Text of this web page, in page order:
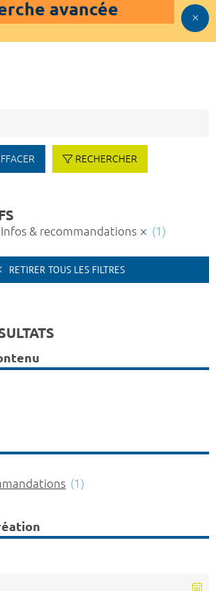
avancée
RECHERCHER
& recommandations (1)
RETIRER TOUS LES FILTRES
(1)